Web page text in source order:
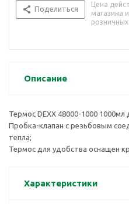
Поделиться
Цена
магазина
Описание
Термос DEXX 48000-1000 1000мл
Пробка-клапан с резьбовым
тепла;
Термос для удобства оснащен
Характеристики